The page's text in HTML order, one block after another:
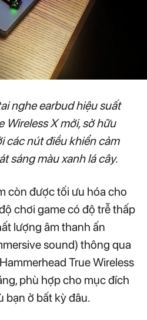
nghe earbud hiệu suất
Wireless X mới, sở hữu
các nút điều khiển cảm
sáng màu xanh lá cây.
còn được tối ưu hóa cho
chơi game có độ trễ thấp
lượng âm thanh ấn
sound) thông qua
True Wireless
phù hợp cho mục đích
bạn ở bất kỳ đâu.